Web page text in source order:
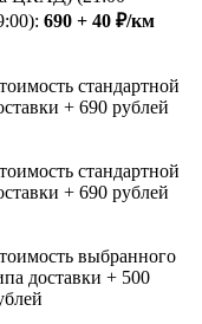
690 + 40 ₽/км
стандартной
+ 690 рублей
стандартной
+ 690 рублей
выбранного
доставки + 500